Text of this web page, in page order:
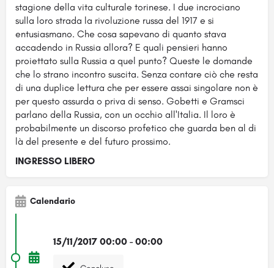
stagione della vita culturale torinese. I due incrociano
sulla loro strada la rivoluzione russa del 1917 e si
entusiasmano. Che cosa sapevano di quanto stava
accadendo in Russia allora? E quali pensieri hanno
proiettato sulla Russia a quel punto? Queste le domande
che lo strano incontro suscita. Senza contare ciò che resta
di una duplice lettura che per essere assai singolare non è
per questo assurda o priva di senso. Gobetti e Gramsci
parlano della Russia, con un occhio all'Italia. Il loro è
probabilmente un discorso profetico che guarda ben al di
là del presente e del futuro prossimo.
INGRESSO LIBERO
Calendario
15/11/2017 00:00 - 00:00